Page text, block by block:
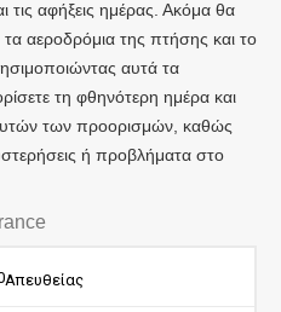
τις αφήξεις ημέρας. Ακόμα θα
τα αεροδρόμια της πτήσης και το
αυτά τα
τη φθηνότερη ημέρα και
των προορισμών, καθώς
ή προβλήματα στο
Απευθείας